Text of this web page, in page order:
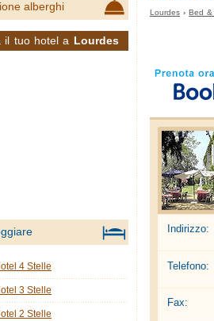
Lourdes ›Bed &
Indirizzo:
Telefono:
Fax:
alberghi
il tuo hotel a Lourdes
4 Stelle
3 Stelle
2 Stelle